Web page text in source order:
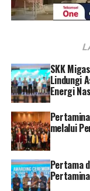
SKK
Lindungi
Energi
melalui
Pertama